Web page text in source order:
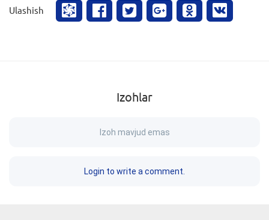
Ulashish
Izohlar
Izoh mavjud emas
Login to write a comment.